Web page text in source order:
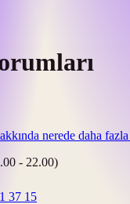
nerede daha
- 22.00)
37 15